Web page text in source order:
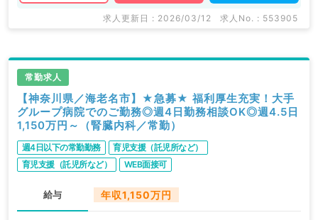
求人更新日 : 2026/03/12 求人No. : 553905
常勤求人
【神奈川県／海老名市】★急募★ 福利厚生充実！大手
グループ病院でのご勤務◎週4日勤務相談OK◎週4.5日
1,150万円～（腎臓内科／常勤）
週4日以下の常勤勤務
育児支援（託児所など）
育児支援（託児所など）
WEB面接可
給与 年収1,150万円